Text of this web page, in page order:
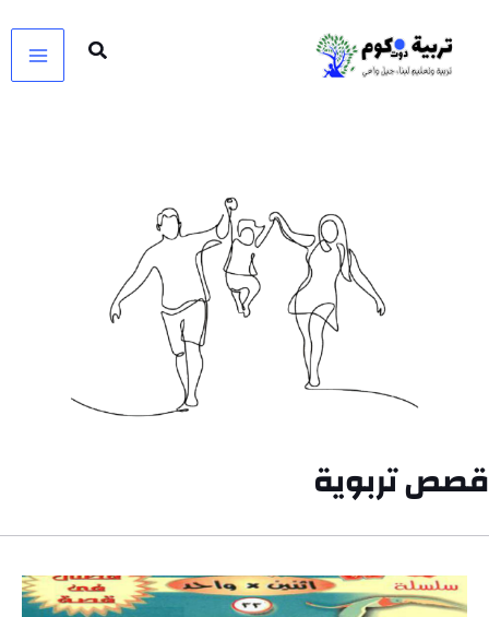
المحتوى
قصص تربوية